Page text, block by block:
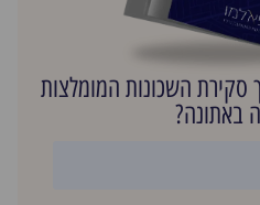
סקירת השכונות המומלצות
באתונה?